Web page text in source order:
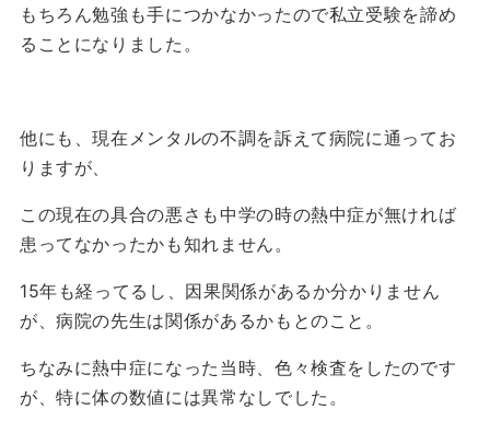
もちろん勉強も手につかなかったので私立受験を諦め
ることになりました。
他にも、現在メンタルの不調を訴えて病院に通ってお
りますが、
この現在の具合の悪さも中学の時の熱中症が無ければ
患ってなかったかも知れません。
15年も経ってるし、因果関係があるか分かりません
が、病院の先生は関係があるかもとのこと。
ちなみに熱中症になった当時、色々検査をしたのです
が、特に体の数値には異常なしでした。